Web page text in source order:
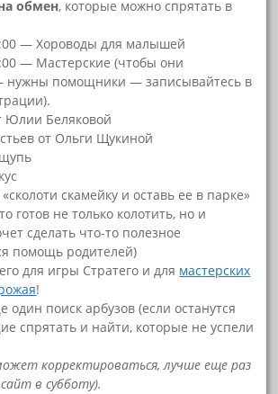
обмен, которые можно спрятать в
— Хороводы для малышей
— Мастерские (чтобы они
нужны помощники — записывайтесь в
Юлии Беляковой
от Ольги Щукиной
скамейку и оставь ее в парке»
готов не только колотить, но и
сделать что-то полезное
помощь родителей)
для игры Стратего и для мастерских
!
поиск арбузов (если останутся
спрятать и найти, которые не успели
корректироваться, лучше еще раз
в субботу).